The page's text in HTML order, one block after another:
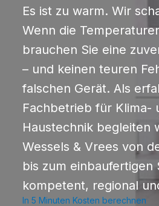
Es ist zu warm. Wir
Wenn die
brauchen Sie eine
– und keinen teuren
falschen Gerät. Als
Fachbetrieb für Klima-
Haustechnik begleiten
Wessels & Vrees von
bis zum einbaufertigen
kompetent, regional
In 5 Minuten Kosten berechnen